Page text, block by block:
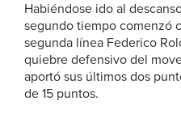
Habiéndose ido al
segundo tiempo comenzó
segunda línea Federico
quiebre defensivo del
aportó sus últimos dos
de 15 puntos.